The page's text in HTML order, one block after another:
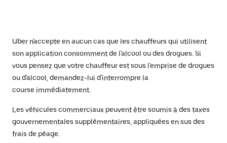
Uber n'accepte en aucun cas que les chauffeurs qui utilisent
son application consomment de l'alcool ou des drogues. Si
vous pensez que votre chauffeur est sous l'emprise de drogues
ou d'alcool, demandez-lui d'interrompre la
course immédiatement.
Les véhicules commerciaux peuvent être soumis à des taxes
gouvernementales supplémentaires, appliquées en sus des
frais de péage.